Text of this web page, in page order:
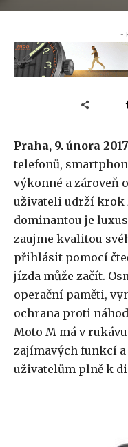
-
Praha, 9. února 2017
telefonů,
výkonné a zároveň
uživateli udrží krok
dominantou je
zaujme kvalitou
přihlásit pomocí
jízda může začít.
operační paměti,
ochrana proti
Moto M má v
zajímavých funkcí
uživatelům plně k